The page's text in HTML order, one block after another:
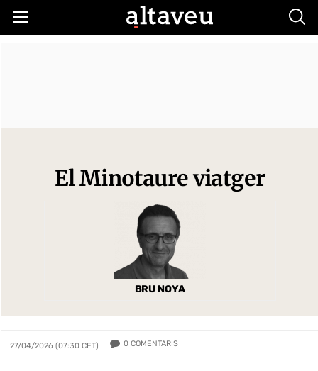
El Minotaure viatger
BRU NOYA
27/04/2026 (07:30 CET) 0 COMENTARIS